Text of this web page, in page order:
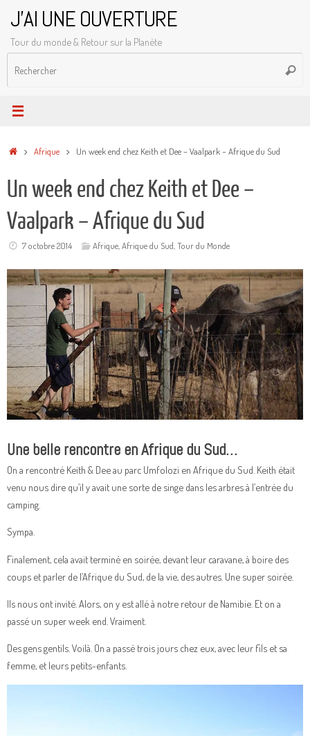
contenu
J'AI UNE OUVERTURE
Tour du monde & Retour sur la Planète
AccueilAfrique Un week end chez Keith et Dee – Vaalpark – Afrique du Sud
Un week end chez Keith et Dee –
Vaalpark – Afrique du Sud
7 octobre 2014 Afrique ,Afrique du Sud ,Tour du Monde
Une belle rencontre en Afrique du Sud…
On a rencontré Keith & Dee au parc Umfolozi en Afrique du Sud. Keith était
venu nous dire qu’il y avait une sorte de singe dans les arbres à l’entrée du
camping.
Sympa.
Finalement, cela avait terminé en soirée, devant leur caravane, à boire des
coups et parler de l’Afrique du Sud, de la vie, des autres. Une super soirée.
Ils nous ont invité. Alors, on y est allé à notre retour de Namibie. Et on a
passé un super week end. Vraiment.
Des gens gentils. Voilà. On a passé trois jours chez eux, avec leur fils et sa
femme, et leurs petits-enfants.